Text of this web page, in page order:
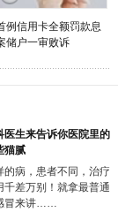
例信用卡全额罚款息
储户一审败诉
医生来告诉你医院里的
猫腻
的病，患者不同，治疗
千差万别！就拿最普通
冒来讲……